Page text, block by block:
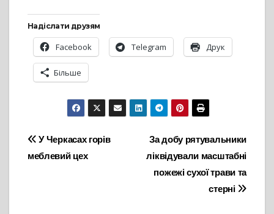
Надіслати друзям
Facebook Telegram Друк
Більше
Навігація
записів
За добу рятувальники
ліквідували масштабні
пожежі сухої трави та
стерні
У Черкасах горів
меблевий цех